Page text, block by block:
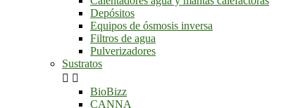
Depósitos
Equipos de ósmosis inversa
Filtros de agua
Pulverizadores
Sustratos
 
BioBizz
CANNA